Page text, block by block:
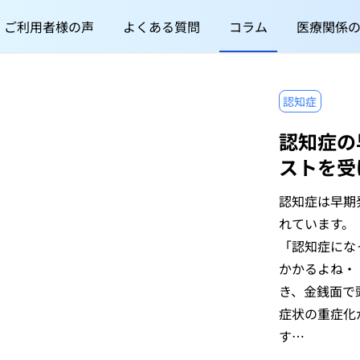
ご利用者様の声 よくある質問 コラム 医療関係
認知症
認知症
ストを
認知症は早
れています。
「認知症に
かかるよね
き、金銭面
症状の重症
す…